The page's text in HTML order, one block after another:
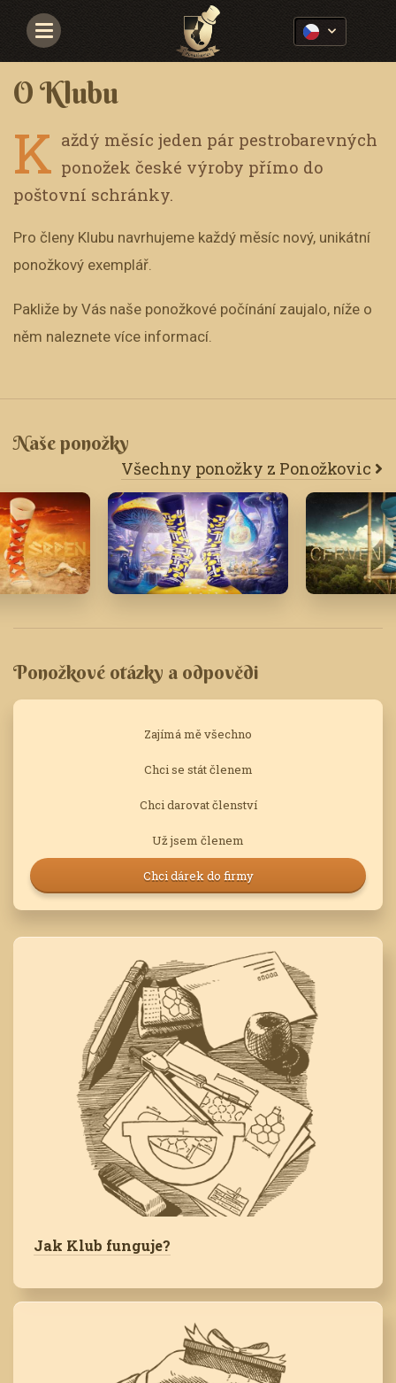
Navigace
O Klubu
K aždý měsíc jeden pár pestrobarevných
ponožek české výroby přímo do
poštovní schránky.
Pro členy Klubu navrhujeme každý měsíc nový, unikátní
ponožkový exemplář.
Pakliže by Vás naše ponožkové počínání zaujalo, níže o
něm naleznete více informací.
Naše ponožky
Všechny ponožky z Ponožkovic
Ponožkové otázky a odpovědi
Zajímá mě všechno
Chci se stát členem
Chci darovat členství
Už jsem členem
Chci dárek do firmy
Jak Klub funguje?